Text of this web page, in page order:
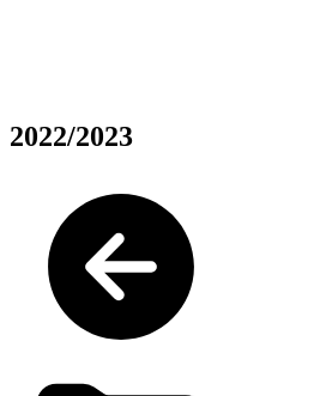
2022/2023